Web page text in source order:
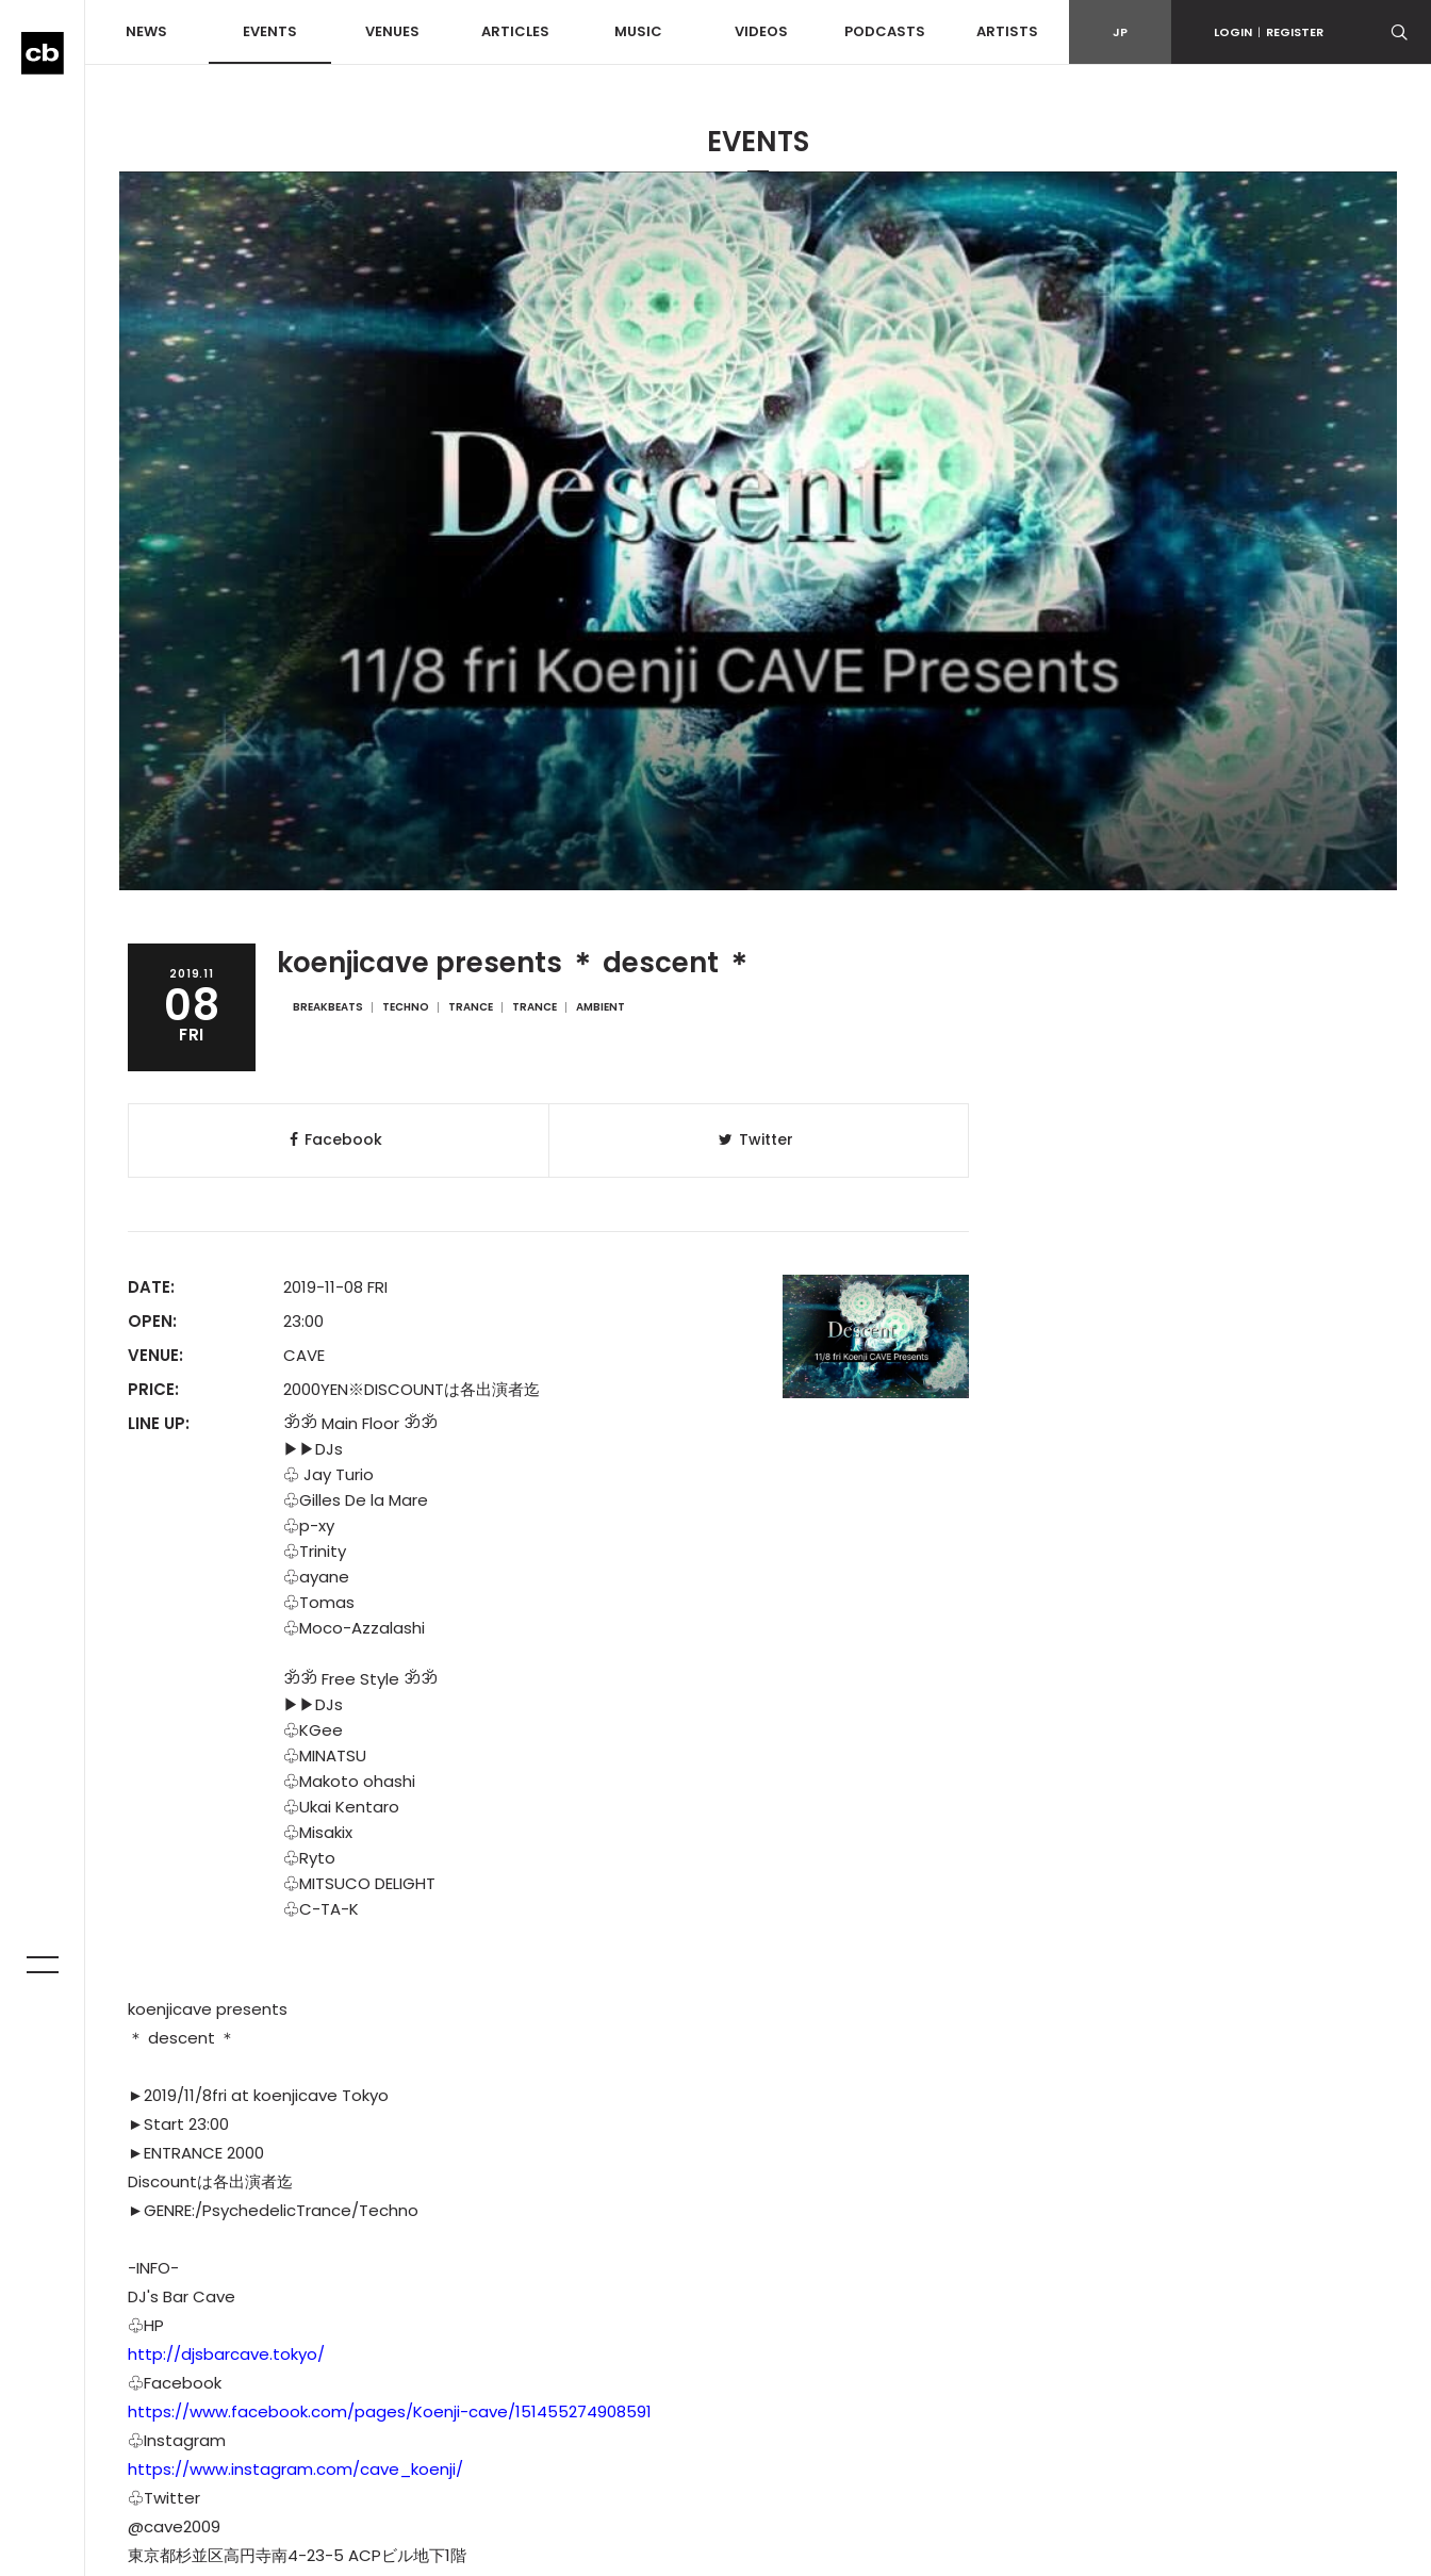
NEWS EVENTS VENUES ARTICLES MUSIC VIDEOS PODCASTS ARTISTS JP LOGIN | REGISTER
EVENTS
2019.11
08
FRI
koenjicave presents ＊ descent ＊
BREAKBEATS TECHNO TRANCE TRANCE AMBIENT
Facebook Twitter
DATE:
2019-11-08 FRI
OPEN:
23:00
VENUE:
CAVE
PRICE:
2000YEN※DISCOUNTは各出演者迄
LINE UP:
ॐॐ Main Floor ॐॐ
▶︎▶︎DJs
♧ Jay Turio
♧Gilles De la Mare
♧p-xy
♧Trinity
♧ayane
♧Tomas
♧Moco-Azzalashi
ॐॐ Free Style ॐॐ
▶︎▶︎DJs
♧KGee
♧MINATSU
♧Makoto ohashi
♧Ukai Kentaro
♧Misakix
♧Ryto
♧MITSUCO DELIGHT
♧C-TA-K
koenjicave presents
＊ descent ＊
►2019/11/8fri at koenjicave Tokyo
►Start 23:00
►ENTRANCE 2000
Discountは各出演者迄
►GENRE:/PsychedelicTrance/Techno
-INFO-
DJ's Bar Cave
♧HP
http://djsbarcave.tokyo/
♧Facebook
https://www.facebook.com/pages/Koenji-cave/151455274908591
♧Instagram
https://www.instagram.com/cave_koenji/
♧Twitter
@cave2009
東京都杉並区高円寺南4-23-5 ACPビル地下1階